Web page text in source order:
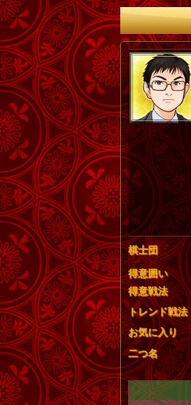
棋士団
得意囲い
得意戦法
トレンド戦法
お気に入り
二つ名